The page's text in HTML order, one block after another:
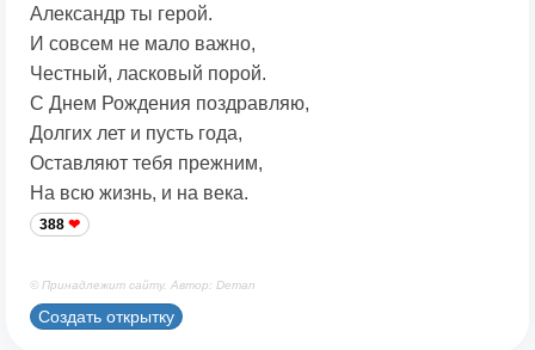
Александр ты герой.
И совсем не мало важно,
Честный, ласковый порой.
С Днем Рождения поздравляю,
Долгих лет и пусть года,
Оставляют тебя прежним,
На всю жизнь, и на века.
388
© Принадлежит сайту. Автор: Deman
Создать открытку